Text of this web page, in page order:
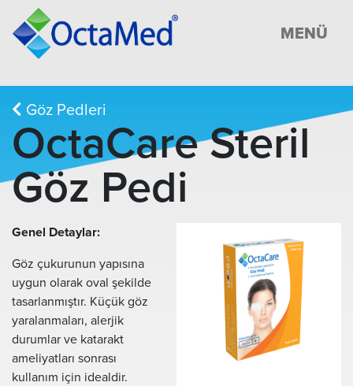
MENÜ
Göz Pedleri
OctaCare Steril
Göz Pedi
Genel Detaylar:
Göz çukurunun yapısına
uygun olarak oval şekilde
tasarlanmıştır. Küçük göz
yaralanmaları, alerjik
durumlar ve katarakt
ameliyatları sonrası
kullanım için idealdir.